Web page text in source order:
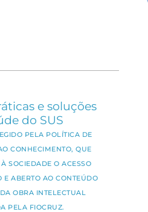
e soluções
do SUS
PELA POLÍTICA DE
CONHECIMENTO, QUE
SOCIEDADE O ACESSO
E ABERTO AO CONTEÚDO
OBRA INTELECTUAL
PELA FIOCRUZ.